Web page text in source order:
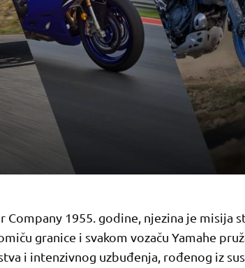
Company 1955. godine, njezina je misija
granice i svakom vozaču Yamahe
i intenzivnog uzbuđenja, rođenog iz